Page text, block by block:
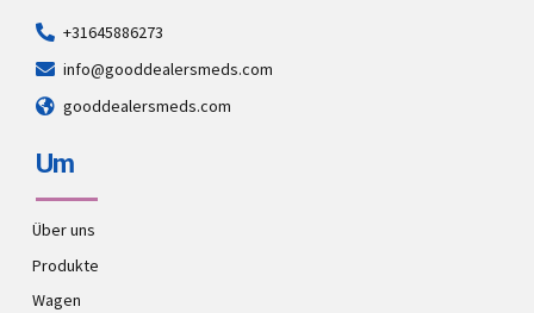
+31645886273
info@gooddealersmeds.com
gooddealersmeds.com
Um
Über uns
Produkte
Wagen